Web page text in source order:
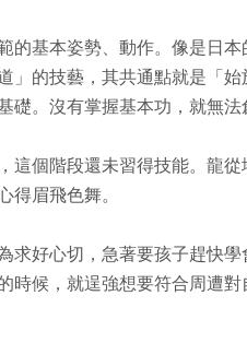
的基本姿勢、動作。像是日
」的技藝，其共通點就是「
。沒有掌握基本功，就無法
這個階段還未習得技能。龍
得眉飛色舞。
求好心切，急著要孩子趕快
時候，就逞強想要符合周遭